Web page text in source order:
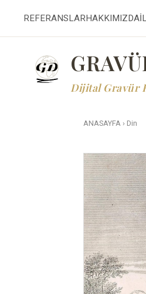
REFERANSLARHAKKIMIZDA
Dijital Gravür
ANASAYFA › Din